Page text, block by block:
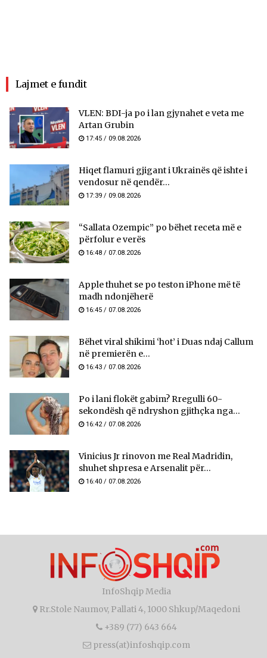
Lajmet e fundit
VLEN: BDI-ja po i lan gjynahet e veta me
Artan Grubin
17:45 / 09.08.2026
Hiqet flamuri gjigant i Ukrainës që ishte i
vendosur në qendër...
17:39 / 09.08.2026
“Sallata Ozempic” po bëhet receta më e
përfolur e verës
16:48 / 07.08.2026
Apple thuhet se po teston iPhone më të
madh ndonjëherë
16:45 / 07.08.2026
Bëhet viral shikimi ‘hot’ i Duas ndaj Callum
në premierën e...
16:43 / 07.08.2026
Po i lani flokët gabim? Rregulli 60-
sekondësh që ndryshon gjithçka nga...
16:42 / 07.08.2026
Vinicius Jr rinovon me Real Madridin,
shuhet shpresa e Arsenalit për...
16:40 / 07.08.2026
InfoShqip Media
Rr.Stole Naumov, Pallati 4, 1000 Shkup/Maqedoni
+389 (77) 643 664
press(at)infoshqip.com